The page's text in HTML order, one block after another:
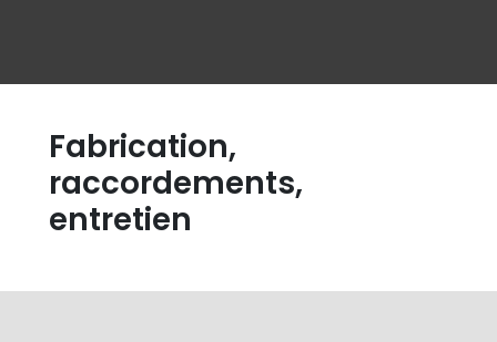
Fabrication,
raccordements,
entretien